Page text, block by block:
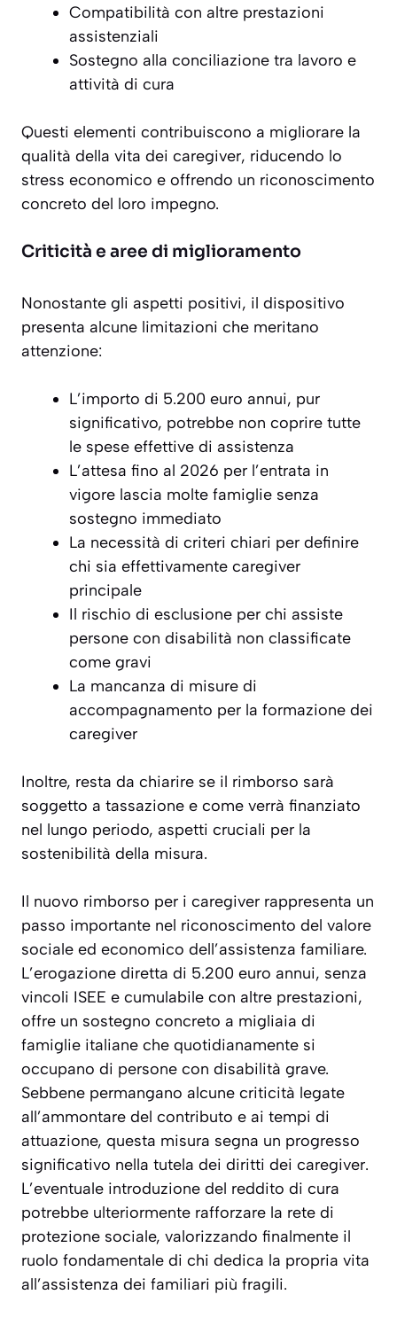
Compatibilità con altre prestazioni
assistenziali
Sostegno alla conciliazione tra lavoro e
attività di cura
Questi elementi contribuiscono a migliorare la
qualità della vita dei caregiver, riducendo lo
stress economico e offrendo un riconoscimento
concreto del loro impegno.
Criticità e aree di miglioramento
Nonostante gli aspetti positivi, il dispositivo
presenta alcune limitazioni che meritano
attenzione:
L’importo di 5.200 euro annui, pur
significativo, potrebbe non coprire tutte
le spese effettive di assistenza
L’attesa fino al 2026 per l’entrata in
vigore lascia molte famiglie senza
sostegno immediato
La necessità di criteri chiari per definire
chi sia effettivamente caregiver
principale
Il rischio di esclusione per chi assiste
persone con disabilità non classificate
come gravi
La mancanza di misure di
accompagnamento per la formazione dei
caregiver
Inoltre, resta da chiarire se il rimborso sarà
soggetto a tassazione e come verrà finanziato
nel lungo periodo, aspetti cruciali per la
sostenibilità della misura.
Il nuovo rimborso per i caregiver rappresenta un
passo importante nel riconoscimento del valore
sociale ed economico dell’assistenza familiare.
L’erogazione diretta di 5.200 euro annui, senza
vincoli ISEE e cumulabile con altre prestazioni,
offre un sostegno concreto a migliaia di
famiglie italiane che quotidianamente si
occupano di persone con disabilità grave.
Sebbene permangano alcune criticità legate
all’ammontare del contributo e ai tempi di
attuazione, questa misura segna un progresso
significativo nella tutela dei diritti dei caregiver.
L’eventuale introduzione del reddito di cura
potrebbe ulteriormente rafforzare la rete di
protezione sociale, valorizzando finalmente il
ruolo fondamentale di chi dedica la propria vita
all’assistenza dei familiari più fragili.